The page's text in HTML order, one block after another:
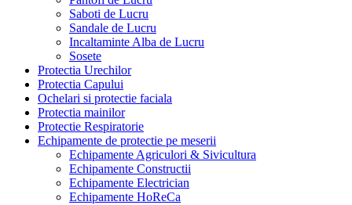
Saboti de Lucru
Sandale de Lucru
Incaltaminte Alba de Lucru
Sosete
Protectia Urechilor
Protectia Capului
Ochelari si protectie faciala
Protectia mainilor
Protectie Respiratorie
Echipamente de protectie pe meserii
Echipamente Agriculori & Sivicultura
Echipamente Constructii
Echipamente Electrician
Echipamente HoReCa